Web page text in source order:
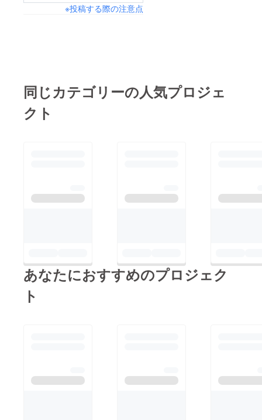
※投稿する際の注意点
同じカテゴリーの人気プロジェ
クト
あなたにおすすめのプロジェク
ト